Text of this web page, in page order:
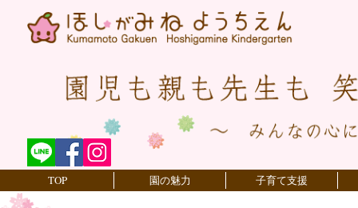
TOP 園の魅力 子育て支援